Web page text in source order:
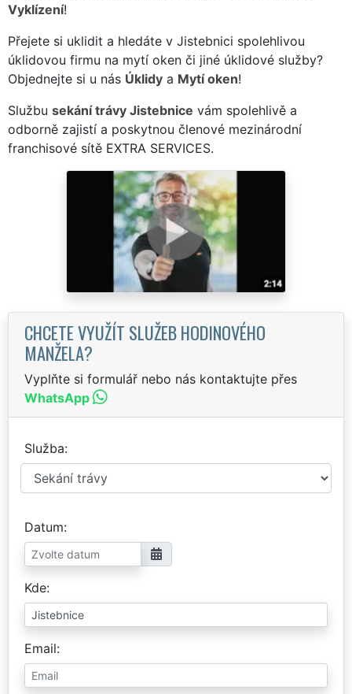
Vyklízení!
Přejete si uklidit a hledáte v Jistebnici spolehlivou
úklidovou firmu na mytí oken či jiné úklidové služby?
Objednejte si u nás Úklidy a Mytí oken!
Službu sekání trávy Jistebnice vám spolehlivě a
odborně zajistí a poskytnou členové mezinárodní
franchisové sítě EXTRA SERVICES.
CHCETE VYUŽÍT SLUŽEB HODINOVÉHO
MANŽELA?
Vyplňte si formulář nebo nás kontaktujte přes
WhatsApp
Služba
Datum
Kde
Email